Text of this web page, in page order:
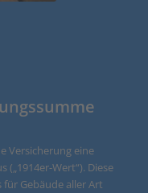
Versicherung eine
(„1914er-Wert“). Diese
Gebäude aller Art